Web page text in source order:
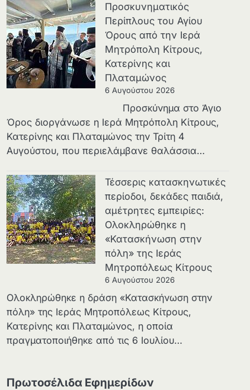
Προσκυνηματικός
Περίπλους του Αγίου
Όρους από την Ιερά
Μητρόπολη Κίτρους,
Κατερίνης και
Πλαταμώνος
6 Αυγούστου 2026
Προσκύνημα στο Άγιο
Όρος διοργάνωσε η Ιερά Μητρόπολη Κίτρους,
Κατερίνης και Πλαταμώνος την Τρίτη 4
Αυγούστου, που περιελάμβανε θαλάσσια…
Τέσσερις κατασκηνωτικές
περίοδοι, δεκάδες παιδιά,
αμέτρητες εμπειρίες:
Ολοκληρώθηκε η
«Κατασκήνωση στην
πόλη» της Ιεράς
Μητροπόλεως Κίτρους
6 Αυγούστου 2026
Ολοκληρώθηκε η δράση «Κατασκήνωση στην
πόλη» της Ιεράς Μητροπόλεως Κίτρους,
Κατερίνης και Πλαταμώνος, η οποία
πραγματοποιήθηκε από τις 6 Ιουλίου…
Πρωτοσέλιδα Εφημερίδων